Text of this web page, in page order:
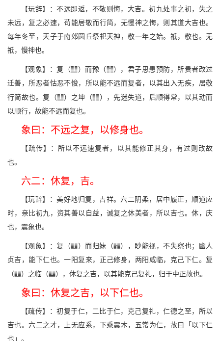
【玩辞】：不远即返，不敬则悔，大吉。初九处事之初，失之
未远，复之必速，苟能居敬而行简，无慢神之悔，则其道大吉也。
每年冬至，天子于南郊圆丘祭祀天神，敬一年之始。祗，敬也。无
祗，慢神也。
【观象】：复（v）而豫（f），君子思患预防，所贵者改过
迁善，所恶者怙恶不悛，所以能不远而复者，以其出入无疾，居敬
行简故也。复（v）之坤（w），先迷失道，后顺得常，以其动而
以顺行，故能不远而复也。
象曰：不远之复，以修身也。
【疏传】：所以不远速复者，以其能修正其身，有过则改故
也。
六二：休复，吉。
【玩辞】：美好地归复，吉祥。六二阴柔，居中履正，顺道应
时，亲比初九，资其善以自益，诚复之休美者，所以吉也。休，庆
也，震象也。
【观象】：复（v）而归妹（f），眇能视，不失察也；幽人
贞吉，能下仁也。一阳复来，正己修身，两阳咸临，克己下仁。复
（v）之临（l），休复之吉，以其能克己复礼，归于中正故也。
象曰：休复之吉，以下仁也。
【疏传】：初复于仁，二比于仁，克己复礼，仁德之至，所以
吉也。六二之才，上无应系，下乘震木，五常为仁，故曰「以下仁
也」。